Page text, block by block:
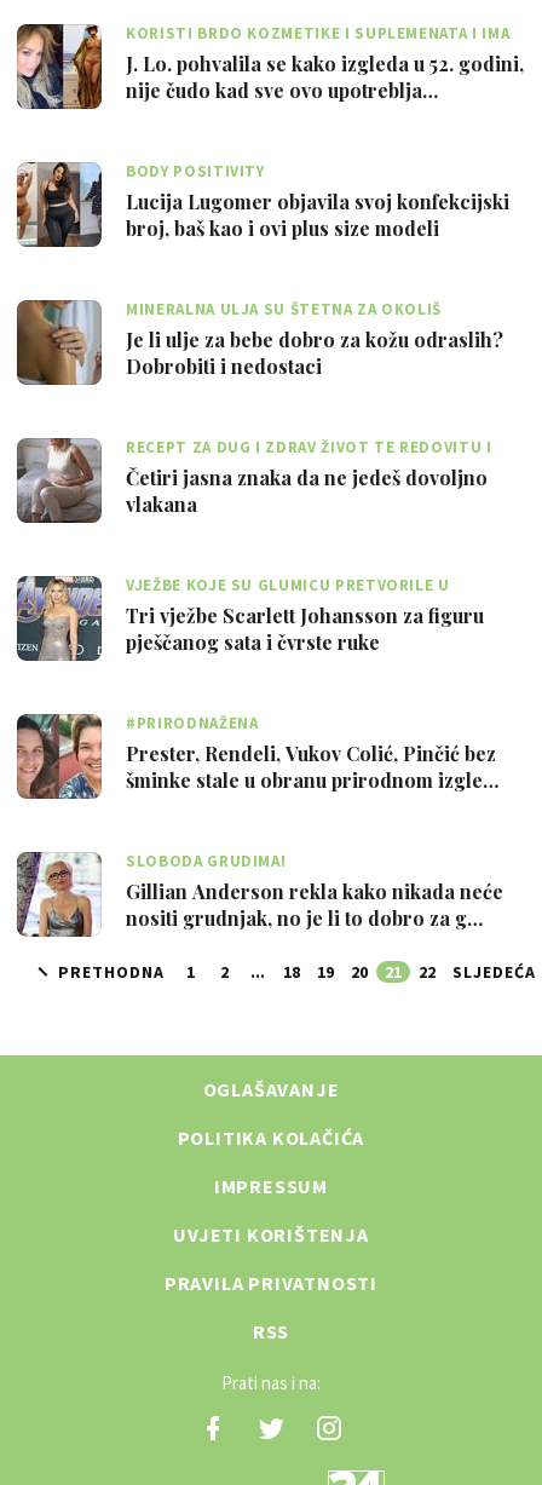
KORISTI BRDO KOZMETIKE I SUPLEMENATA I IMA
TIM TENERA I KUHARA
J. Lo. pohvalila se kako izgleda u 52. godini,
nije čudo kad sve ovo upotreblja…
BODY POSITIVITY
Lucija Lugomer objavila svoj konfekcijski
broj, baš kao i ovi plus size modeli
MINERALNA ULJA SU ŠTETNA ZA OKOLIŠ
Je li ulje za bebe dobro za kožu odraslih?
Dobrobiti i nedostaci
RECEPT ZA DUG I ZDRAV ŽIVOT TE REDOVITU I
ZDRAVU STOLICU
Četiri jasna znaka da ne jedeš dovoljno
vlakana
VJEŽBE KOJE SU GLUMICU PRETVORILE U
SUPERJUNAKINJU
Tri vježbe Scarlett Johansson za figuru
pješčanog sata i čvrste ruke
#PRIRODNAŽENA
Prester, Rendeli, Vukov Colić, Pinčić bez
šminke stale u obranu prirodnom izgle…
SLOBODA GRUDIMA!
Gillian Anderson rekla kako nikada neće
nositi grudnjak, no je li to dobro za g…
PRETHODNA 1 2 ... 18 19 20 21 22 SLJEDEĆA
OGLAŠAVANJE
POLITIKA KOLAČIĆA
IMPRESSUM
UVJETI KORIŠTENJA
PRAVILA PRIVATNOSTI
RSS
Prati nas i na: